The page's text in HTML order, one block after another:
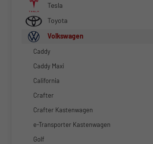
Tesla
Toyota
Volkswagen
Caddy
Caddy Maxi
California
Crafter
Crafter Kastenwagen
e-Transporter Kastenwagen
Golf